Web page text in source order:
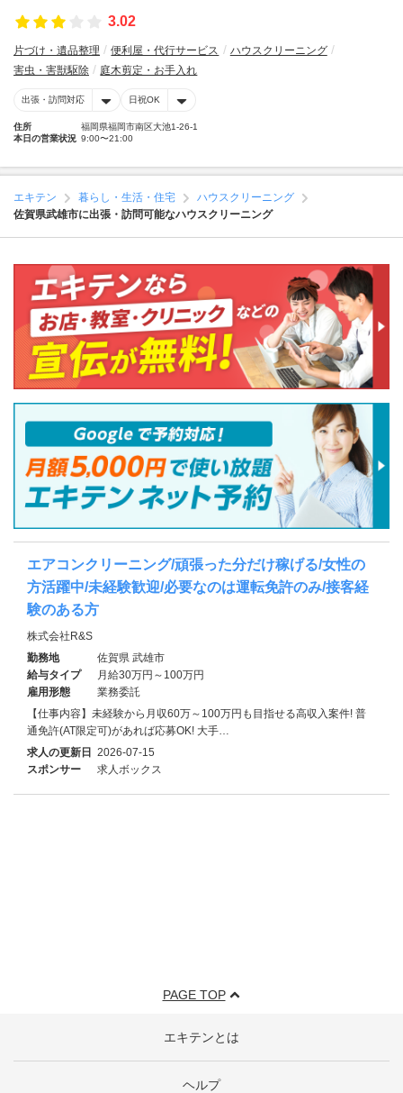
3.02
片づけ・遺品整理 便利屋・代行サービス
ハウスクリーニング
害虫・害獣駆除
庭木剪定・お手入れ
出張・訪問対応 日祝OK
住所
福岡県福岡市南区大池1-26-1
本日の営業状況 9:00〜21:00
エキテン 暮らし・生活・住宅
ハウスクリーニング
佐賀県武雄市に出張・訪問可能なハウスクリーニング
エアコンクリーニング/頑張った分だけ稼げる/女性の
方活躍中/未経験歓迎/必要なのは運転免許のみ/接客経
験のある方
株式会社R&S
勤務地
佐賀県 武雄市
給与タイプ
月給30万円～100万円
雇用形態
業務委託
【仕事内容】未経験から月収60万～100万円も目指せる高収入案件! 普
通免許(AT限定可)があれば応募OK! 大手…
求人の更新日 2026-07-15
スポンサー
求人ボックス
PAGE TOP
エキテンとは
ヘルプ